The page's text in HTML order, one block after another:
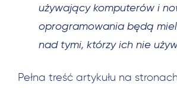
używający komputerów i
oprogramowania będą
nad tymi, którzy ich nie
Pełna treść artykułu na